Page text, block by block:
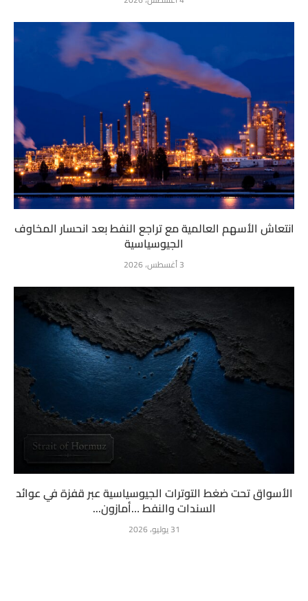
انتعاش الأسهم العالمية مع تراجع النفط بعد انحسار المخاوف
الجيوسياسية
3 أغسطس، 2026
الأسواق تحت ضغط التوترات الجيوسياسية عبر قفزة في عوائد
السندات والنفط …أمازون...
31 يوليو، 2026